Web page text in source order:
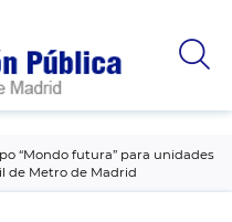
“Mondo futura” para unidades
de Metro de Madrid